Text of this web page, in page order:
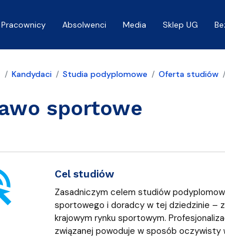
Pracownicy Absolwenci Media Sklep UG
Kandydaci Studia podyplomowe Oferta studiów
sportowe
Cel studiów
Zasadniczym celem studiów
sportowego i doradcy w tej dziedzinie –
krajowym rynku sportowym.
związanej powoduje w sposób